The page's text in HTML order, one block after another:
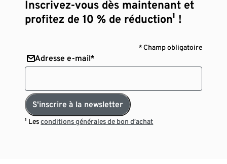
Inscrivez-vous dès maintenant et
profitez de 10 % de réduction¹ !
* Champ obligatoire
Adresse e-mail*
S'inscrire à la newsletter
¹ Lesconditions générales de bon d’achat